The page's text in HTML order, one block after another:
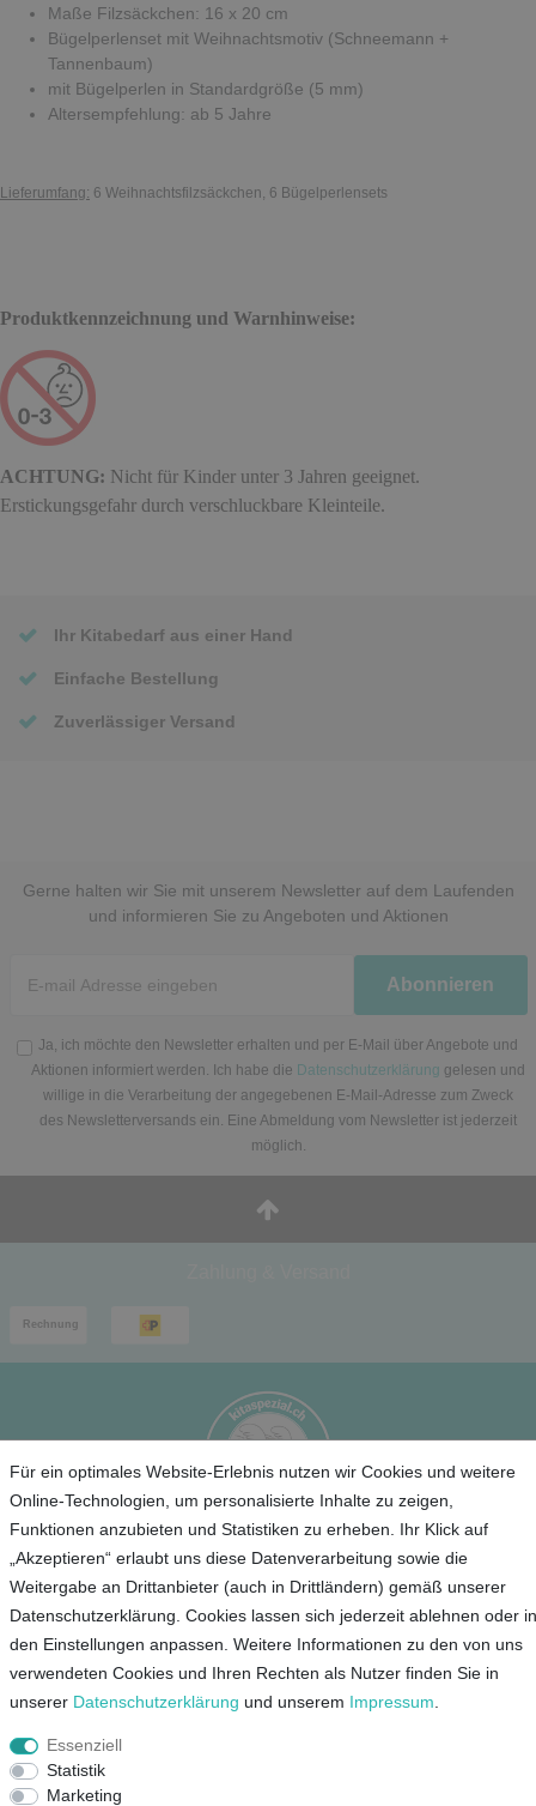
Maße Filzsäckchen: 16 x 20 cm
Bügelperlenset mit Weihnachtsmotiv (Schneemann +
Tannenbaum)
mit Bügelperlen in Standardgröße (5 mm)
Altersempfehlung: ab 5 Jahre
Lieferumfang: 6 Weihnachtsfilzsäckchen, 6 Bügelperlensets
Produktkennzeichnung und Warnhinweise:
ACHTUNG: Nicht für Kinder unter 3 Jahren geeignet.
Erstickungsgefahr durch verschluckbare Kleinteile.
Ihr Kitabedarf aus einer Hand
Einfache Bestellung
Zuverlässiger Versand
Gerne halten wir Sie mit unserem Newsletter auf dem Laufenden
und informieren Sie zu Angeboten und Aktionen
Honig
Abonnieren
Ja, ich möchte den Newsletter erhalten und per E-Mail über Angebote und
Aktionen informiert werden. Ich habe die Datenschutzerklärung gelesen und
willige in die Verarbeitung der angegebenen E-Mail-Adresse zum Zweck
des Newsletterversands ein. Eine Abmeldung vom Newsletter ist jederzeit
möglich.
Für ein optimales Website-Erlebnis nutzen wir Cookies und weitere
Online-Technologien, um personalisierte Inhalte zu zeigen,
Funktionen anzubieten und Statistiken zu erheben. Ihr Klick auf
„Akzeptieren“ erlaubt uns diese Datenverarbeitung sowie die
Weitergabe an Drittanbieter (auch in Drittländern) gemäß unserer
Datenschutzerklärung. Cookies lassen sich jederzeit ablehnen oder in
den Einstellungen anpassen. Weitere Informationen zu den von uns
verwendeten Cookies und Ihren Rechten als Nutzer finden Sie in
unserer Daten­schutz­erklärung und unserem Impressum
Essenziell
Statistik
Marketing
Service
Unternehmen
Kontakt
Datenschutz
Impressum